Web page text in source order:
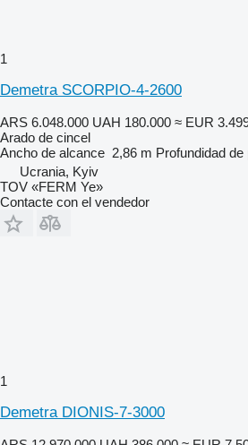
1
Demetra SCORPIO-4-2600
ARS 6.048.000 UAH 180.000 ≈ EUR
Arado de cincel
Ancho de alcance 2,86 m Profundidad
Ucrania, Kyiv
TOV «FERM Ye»
Contacte con el vendedor
1
Demetra DIONIS-7-3000